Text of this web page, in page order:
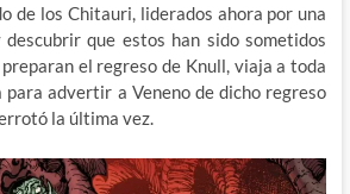
de los Chitauri, liderados ahora por una
que estos han sido sometidos
el regreso de Knull, viaja a toda
advertir a Veneno de dicho regreso
la última vez.